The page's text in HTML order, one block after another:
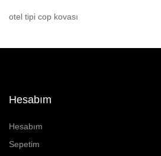
otel tipi cop kovası
Hesabım
Hesabım
Sepetim